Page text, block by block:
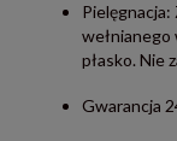
wełnianego
płasko. Nie
Gwarancja